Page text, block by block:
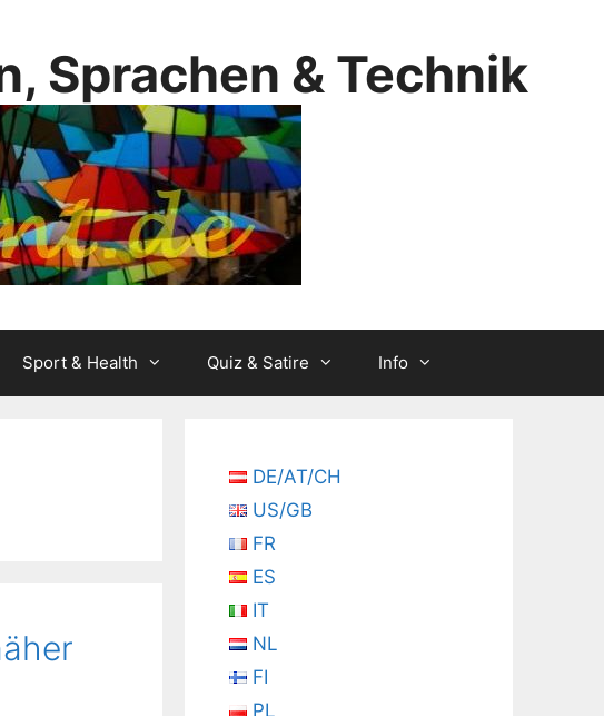
Sprachen & Technik
Sport & Health Quiz & Satire Info
DE/AT/CH
US/GB
FR
ES
IT
NL
FI
PL